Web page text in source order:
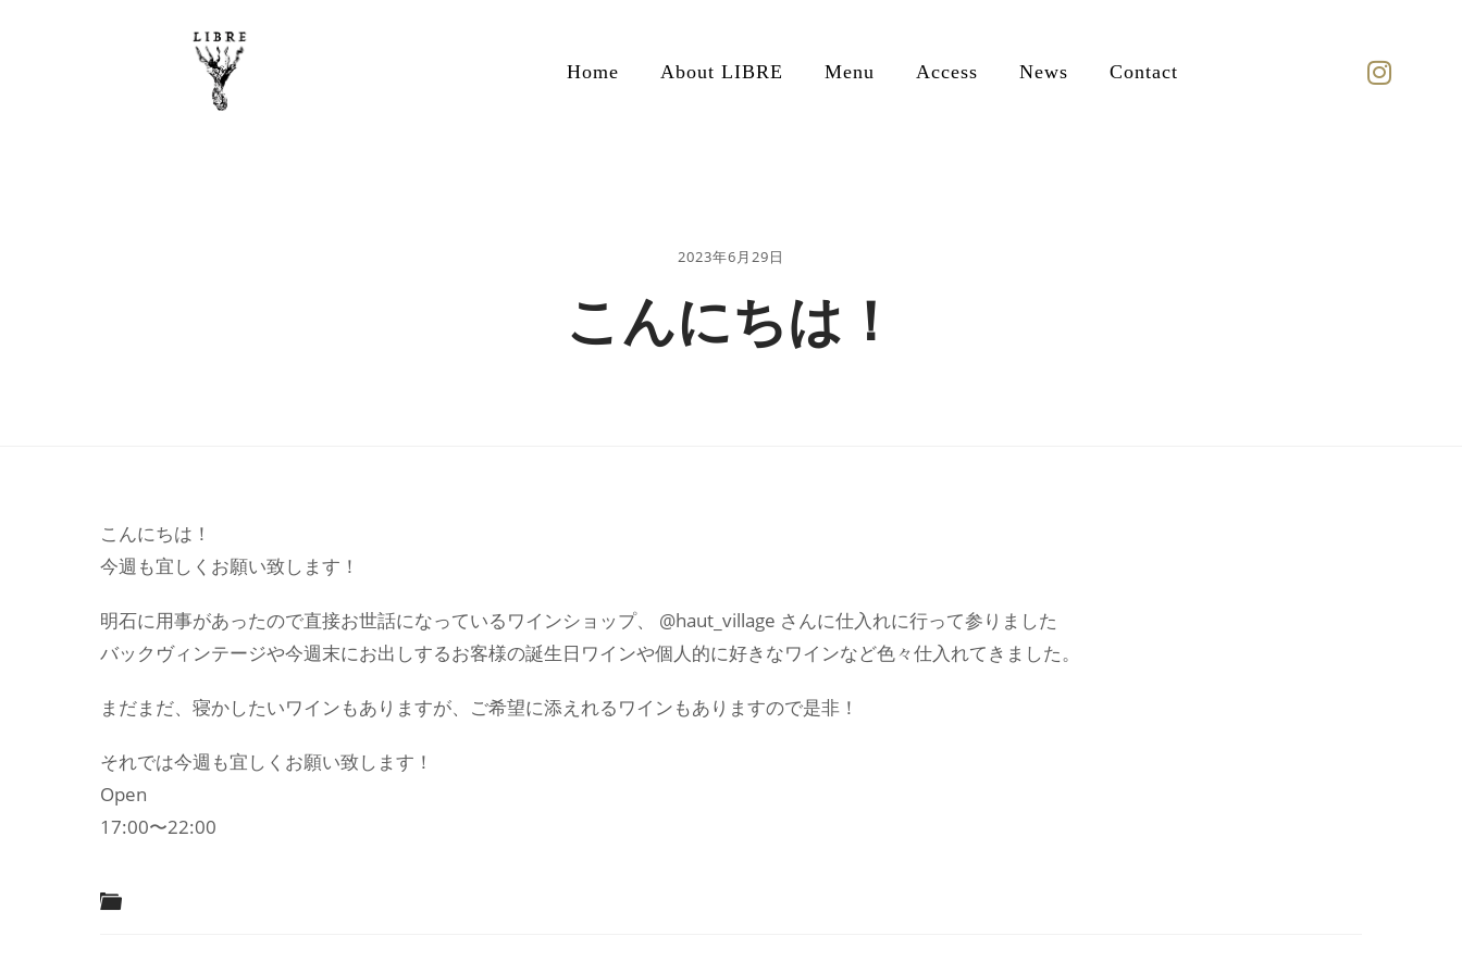
Home About LIBRE Menu Access News Contact
2023年6月29日
こんにちは！
こんにちは！
今週も宜しくお願い致します！
明石に用事があったので直接お世話になっているワインショップ、 @haut_village さんに仕入れに行って参りました
バックヴィンテージや今週末にお出しするお客様の誕生日ワインや個人的に好きなワインなど色々仕入れてきました。
まだまだ、寝かしたいワインもありますが、ご希望に添えれるワインもありますので是非！
それでは今週も宜しくお願い致します！
Open
17:00〜22:00